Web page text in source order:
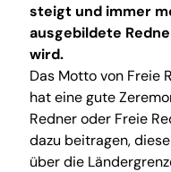
steigt und immer
ausgebildete
wird.
Das Motto von Freie
hat eine gute
Redner oder Freie
dazu beitragen,
über die